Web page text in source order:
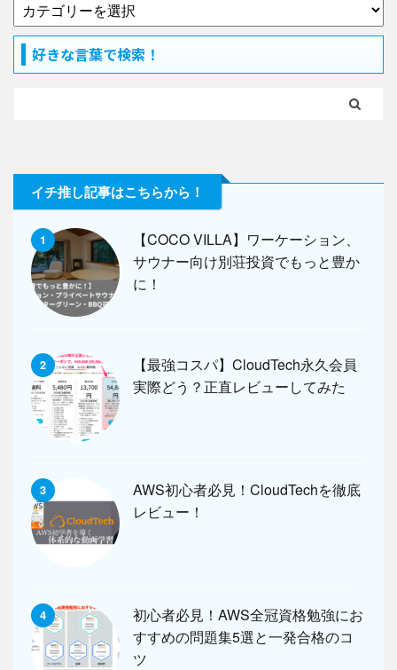
好きな言葉で検索！
イチ推し記事はこちらから！
1
【COCO VILLA】ワーケーション、
サウナー向け別荘投資でもっと豊か
に！
2
【最強コスパ】CloudTech永久会員
実際どう？正直レビューしてみた
3
AWS初心者必見！CloudTechを徹底
レビュー！
4
初心者必見！AWS全冠資格勉強にお
すすめの問題集5選と一発合格のコ
ツ